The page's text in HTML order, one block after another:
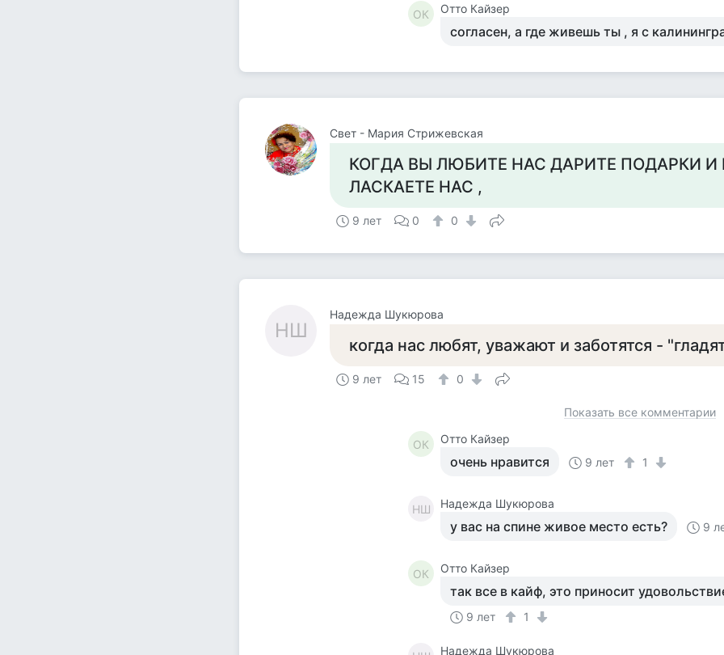
ОК Отто Кайзер
согласен, а где живешь ты , я с
Свет - Мария Стрижевская
КОГДА ВЫ ЛЮБИТЕ НАС ДАРИТЕ ПОДАРКИ И
ЛАСКАЕТЕ НАС ,
9 лет 0 0
НШ
Надежда Шукюрова
когда нас любят, уважают и заботятся -
9 лет 15 0
Показать все комментарии
ОК Отто Кайзер
очень нравится 9 лет 1
НШ Надежда Шукюрова
у вас на спине живое место есть? 9
ОК Отто Кайзер
так все в кайф, это приносит
9 лет 1
Надежда Шукюрова